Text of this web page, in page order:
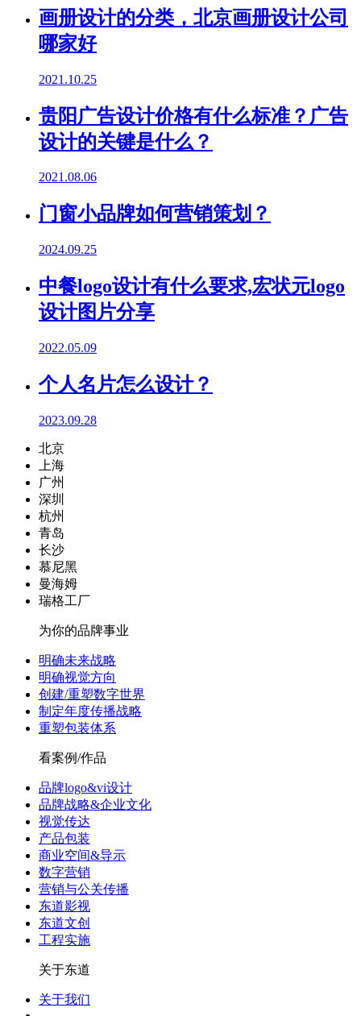
画册设计的分类，北京画册设计公司
哪家好
2021.10.25
贵阳广告设计价格有什么标准？广告
设计的关键是什么？
2021.08.06
门窗小品牌如何营销策划？
2024.09.25
中餐logo设计有什么要求,宏状元logo
设计图片分享
2022.05.09
个人名片怎么设计？
2023.09.28
北京
上海
广州
深圳
杭州
青岛
长沙
慕尼黑
曼海姆
瑞格工厂
为你的品牌事业
明确未来战略
明确视觉方向
创建/重塑数字世界
制定年度传播战略
重塑包装体系
看案例/作品
品牌logo&vi设计
品牌战略&企业文化
视觉传达
产品包装
商业空间&导示
数字营销
营销与公关传播
东道影视
东道文创
工程实施
关于东道
关于我们